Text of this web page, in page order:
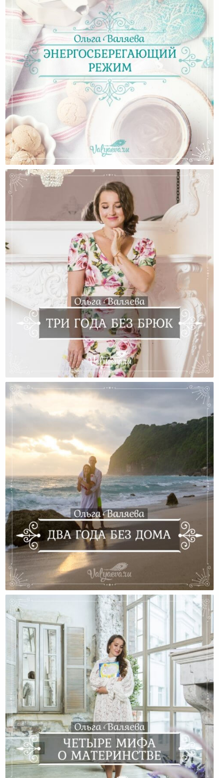
Энергосберегающий Режим
Три Года Без Брюк
Два Года Без Дома…